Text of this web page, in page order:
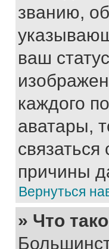
званию,
ваш
каждого
аватары,
причины
Вернуться
» Что